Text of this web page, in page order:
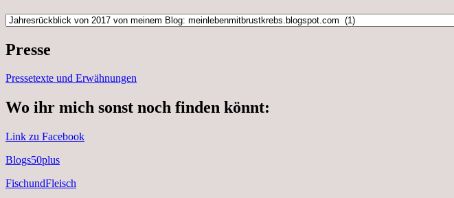
Kategorien
Presse
Pressetexte und Erwähnungen
Wo ihr mich sonst noch finden könnt:
Link zu Facebook
Blogs50plus
FischundFleisch